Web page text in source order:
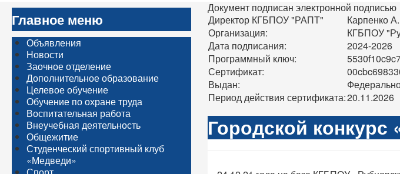
Главное меню
Объявления
Новости
Заочное отделение
Дополнительное образование
Целевое обучение
Обучение по охране труда
Воспитательная работа
Внеучебная деятельность
Общежитие
Студенческий спортивный клуб
«Медведи»
Документ подписан электронной подписью
Директор КГБПОУ "РАПТ"
Карпенко
Организация:
КГБПОУ
Дата подписания:
2024-2026
Программный ключ:
Сертификат:
Выдан:
Период действия сертификата:20.11.2026
Городской конкурс